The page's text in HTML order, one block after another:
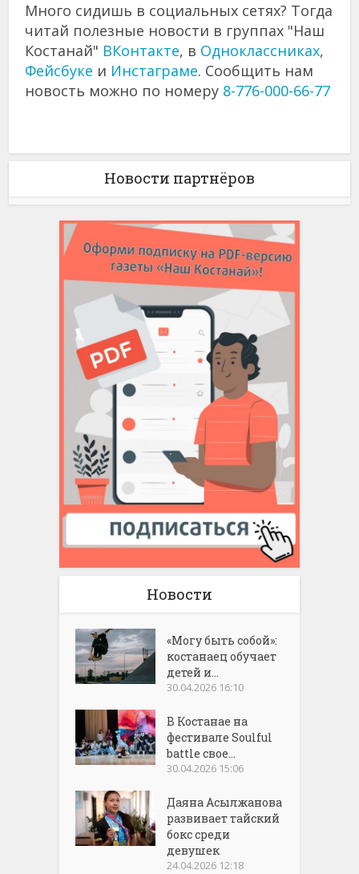
Много сидишь в социальных сетях? Тогда
читай полезные новости в группах "Наш
Костанай" ВКонтакте, в Одноклассниках,
Фейсбуке и Инстаграме. Сообщить нам
новость можно по номеру 8-776-000-66-77
Новости партнёров
Новости
«Могу быть собой»:
костанаец обучает
детей и...
30.04.2026 16:10
В Костанае на
фестивале Soulful
battle свое...
30.04.2026 15:06
Даяна Асылжанова
развивает тайский
бокс среди
девушек
24.04.2026 12:18